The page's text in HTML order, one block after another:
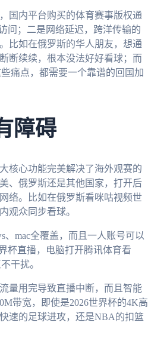
国内平台购买的体育赛事版权通
问；二是网络延迟，跨洋传输的
比如在俄罗斯的华人朋友，想通
断续续，根本没法好好看球；而
痛点，都需要一个靠谱的回国加
障碍
核心功能完美解决了海外观赛的
、俄罗斯还是其他国家，打开后
络。比如在俄罗斯看咪咕视频世
观众同步看球。
mac全覆盖，而且一人账号可以
杯直播，电脑打开腾讯体育看
干扰。
量用完导致直播中断，而且智能
带宽，即使是2026世界杯的4K高
速的足球进攻，还是NBA的扣篮